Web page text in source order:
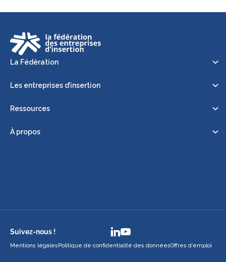
La Fédération
Les entreprises d’insertion
Ressources
À propos
Suivez-nous !
Mentions légalesPolitique de confidentialité des donnéesOffres d’emploi